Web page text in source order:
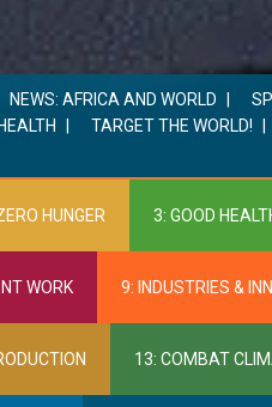
NEWS: AFRICA AND WORLD
TARGET THE WORLD!
HUNGER 3: GOOD
WORK 9: INDUSTRIES &
13: COMBAT